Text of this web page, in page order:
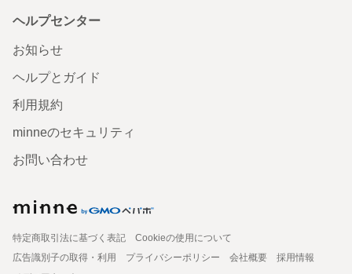
ヘルプセンター
お知らせ
ヘルプとガイド
利用規約
minneのセキュリティ
お問い合わせ
特定商取引法に基づく表記
Cookieの使用について
広告識別子の取得・利用
プライバシーポリシー 会社概要
採用情報